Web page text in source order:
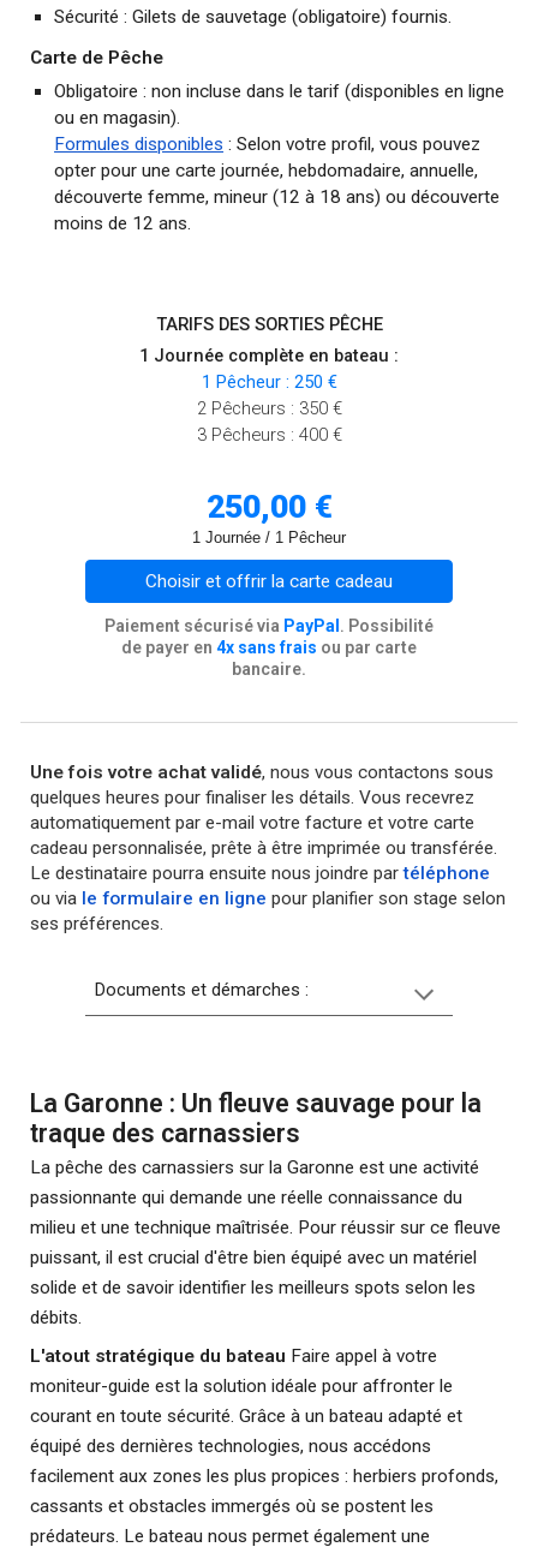
Sécurité : Gilets de sauvetage (obligatoire) fournis.
Carte de Pêche
Obligatoire : non incluse dans le tarif (disponibles en ligne
ou en magasin).
Formules disponibles : Selon votre profil, vous pouvez
opter pour une carte journée, hebdomadaire, annuelle,
découverte femme, mineur (12 à 18 ans) ou découverte
moins de 12 ans.
TARIFS DES SORTIES PÊCHE
1 Journée complète en bateau :
1 Pêcheur : 250 €
2 Pêcheurs : 350 €
3 Pêcheurs : 400 €
250,00 €
1 Journée / 1 Pêcheur
Choisir et offrir la carte cadeau
Paiement sécurisé via PayPal . Possibilité
de payer en 4x sans frais ou par carte
bancaire.
Une fois votre achat validé, nous vous contactons sous
quelques heures pour finaliser les détails. Vous recevrez
automatiquement par e-mail votre facture et votre carte
cadeau personnalisée, prête à être imprimée ou transférée.
Le destinataire pourra ensuite nous joindre par téléphone
ou via le formulaire en ligne pour planifier son stage selon
ses préférences.
Documents et démarches :
La Garonne : Un fleuve sauvage pour la
traque des carnassiers
La pêche des carnassiers sur la Garonne est une activité
passionnante qui demande une réelle connaissance du
milieu et une technique maîtrisée. Pour réussir sur ce fleuve
puissant, il est crucial d'être bien équipé avec un matériel
solide et de savoir identifier les meilleurs spots selon les
débits.
L'atout stratégique du bateau Faire appel à votre
moniteur-guide est la solution idéale pour affronter le
courant en toute sécurité. Grâce à un bateau adapté et
équipé des dernières technologies, nous accédons
facilement aux zones les plus propices : herbiers profonds,
cassants et obstacles immergés où se postent les
prédateurs. Le bateau nous permet également une